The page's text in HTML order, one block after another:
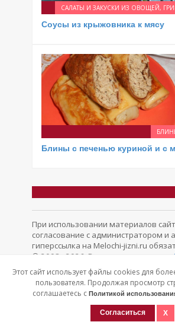
САЛАТЫ И ЗАКУСКИ ИЗ ОВОЩЕЙ,
Соусы из крыжовника к мясу
Блины с печенью куриной и с
При использовании материалов
согласование с администратором и
гиперссылка на Melochi-jizni.ru
© 2008 - 2026. Все права защищены.
конфиденциальности
Обратная
Этот сайт использует файлы cookies для
пользователя. Продолжая просмотр
соглашаетесь с Политикой
Согласиться